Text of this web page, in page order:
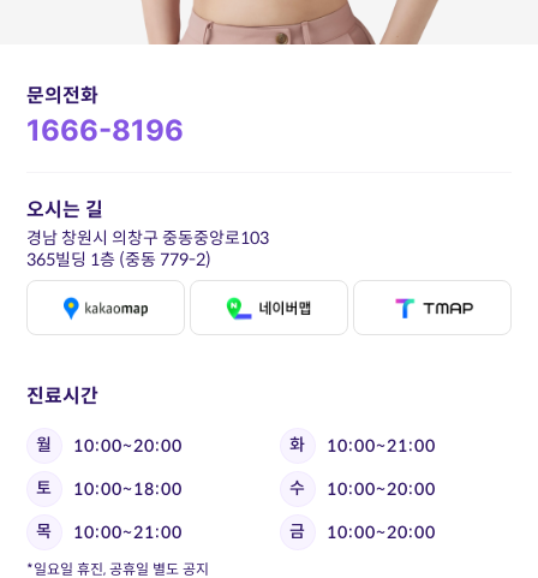
문의전화
1666-8196
진료시간
월 10:00~20:00 화
10:00~21:00
토
10:00~18:00 수
10:00~20:00
목
10:00~21:00 금 10:00~20:00
*일요일 휴진, 공휴일 별도 공지
오시는 길
경남 창원시 의창구 중동중앙로103
365빌딩 1층 (중동 779-2)